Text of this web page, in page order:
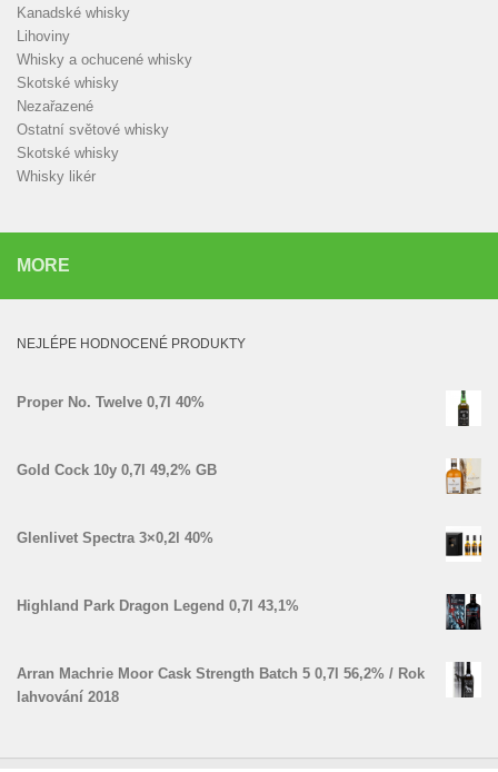
Kanadské whisky
Lihoviny
Whisky a ochucené whisky
Skotské whisky
Nezařazené
Ostatní světové whisky
Skotské whisky
Whisky likér
MORE
NEJLÉPE HODNOCENÉ PRODUKTY
Proper No. Twelve 0,7l 40%
Gold Cock 10y 0,7l 49,2% GB
Glenlivet Spectra 3×0,2l 40%
Highland Park Dragon Legend 0,7l 43,1%
Arran Machrie Moor Cask Strength Batch 5 0,7l 56,2% / Rok
lahvování 2018